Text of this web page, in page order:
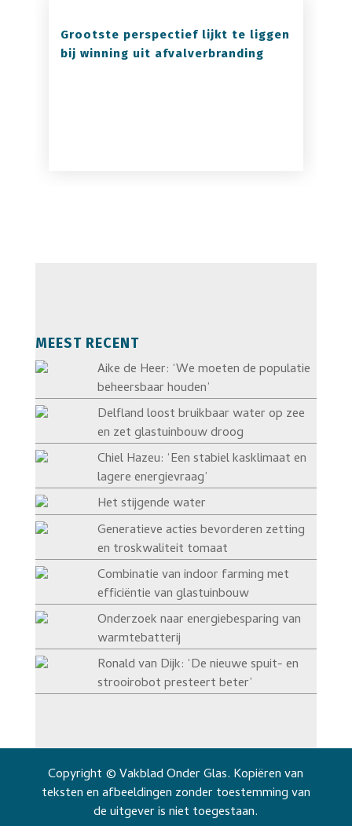
Grootste perspectief lijkt te liggen
bij winning uit afvalverbranding
MEEST RECENT
Aike de Heer: ‘We moeten de populatie
beheersbaar houden’
Delfland loost bruikbaar water op zee
en zet glastuinbouw droog
Chiel Hazeu: ‘Een stabiel kasklimaat en
lagere energievraag’
Het stijgende water
Generatieve acties bevorderen zetting
en troskwaliteit tomaat
Combinatie van indoor farming met
efficiëntie van glastuinbouw
Onderzoek naar energiebesparing van
warmtebatterij
Ronald van Dijk: ‘De nieuwe spuit- en
strooirobot presteert beter’
Copyright © Vakblad Onder Glas. Kopiëren van
teksten en afbeeldingen zonder toestemming van
de uitgever is niet toegestaan.